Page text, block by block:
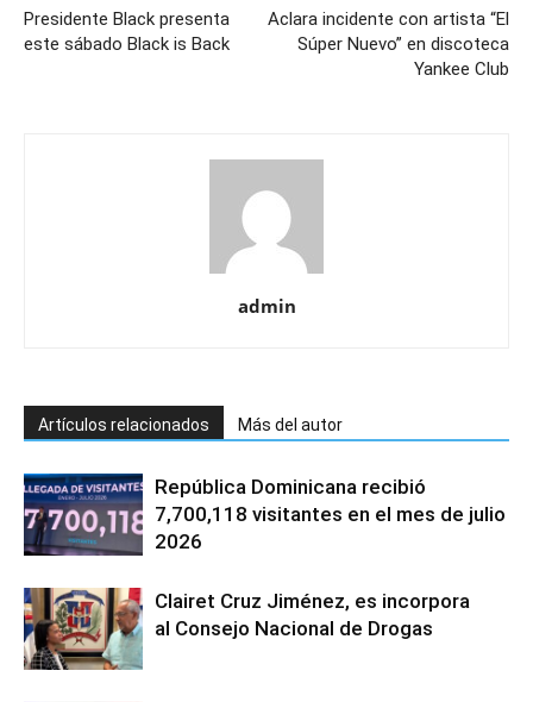
Presidente Black presenta
este sábado Black is Back
Aclara incidente con artista “El
Súper Nuevo” en discoteca
Yankee Club
admin
Artículos relacionados Más del autor
República Dominicana recibió
7,700,118 visitantes en el mes de julio
2026
Clairet Cruz Jiménez, es incorpora
al Consejo Nacional de Drogas